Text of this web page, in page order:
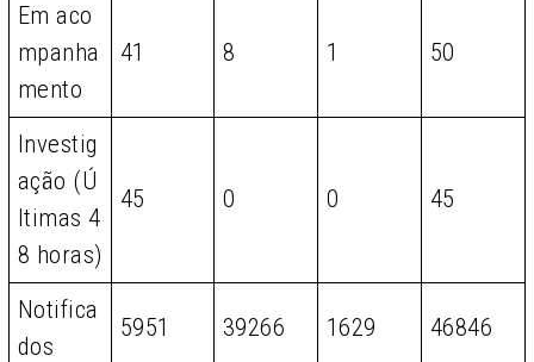
Em aco
mpanha
mento
41 8 1 50
Investig
ação (Ú
ltimas 4
8 horas)
45 0 0 45
Notifica
dos
5951 39266 1629 46846